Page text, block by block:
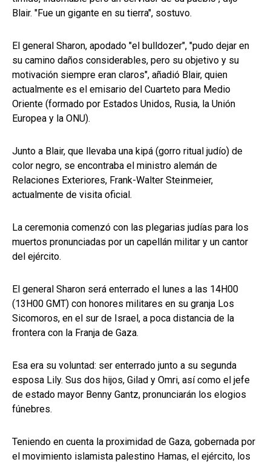
Blair. "Fue un gigante en su tierra", sostuvo.
El general Sharon, apodado "el bulldozer", "pudo dejar en
su camino daños considerables, pero su objetivo y su
motivación siempre eran claros", añadió Blair, quien
actualmente es el emisario del Cuarteto para Medio
Oriente (formado por Estados Unidos, Rusia, la Unión
Europea y la ONU).
Junto a Blair, que llevaba una kipá (gorro ritual judío) de
color negro, se encontraba el ministro alemán de
Relaciones Exteriores, Frank-Walter Steinmeier,
actualmente de visita oficial.
La ceremonia comenzó con las plegarias judías para los
muertos pronunciadas por un capellán militar y un cantor
del ejército.
El general Sharon será enterrado el lunes a las 14H00
(13H00 GMT) con honores militares en su granja Los
Sicomoros, en el sur de Israel, a poca distancia de la
frontera con la Franja de Gaza.
Esa era su voluntad: ser enterrado junto a su segunda
esposa Lily. Sus dos hijos, Gilad y Omri, así como el jefe
de estado mayor Benny Gantz, pronunciarán los elogios
fúnebres.
Teniendo en cuenta la proximidad de Gaza, gobernada por
el movimiento islamista palestino Hamas, el ejército, los